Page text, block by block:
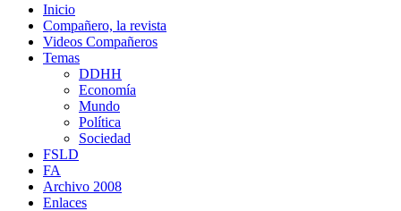
Inicio
Compañero, la revista
Videos Compañeros
Temas
DDHH
Economía
Mundo
Política
Sociedad
FSLD
FA
Archivo 2008
Enlaces